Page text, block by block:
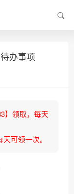
办事项
】领取，每天
可领一次。